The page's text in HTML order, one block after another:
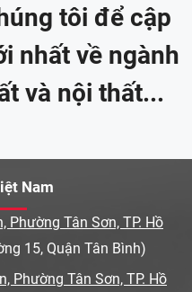
tôi để cập
nhất về ngành
và nội thất...
Nam
Phường Tân Sơn, TP. Hồ
15, Quận Tân Bình)
Phường Tân Sơn, TP. Hồ